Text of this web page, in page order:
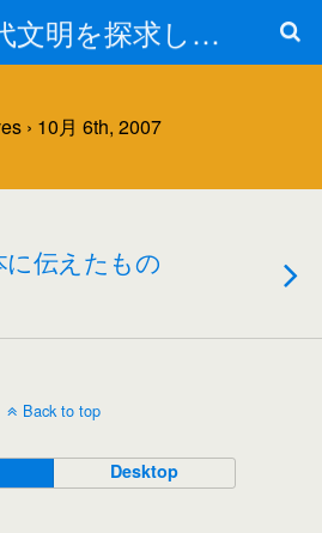
縄文と古代文明を探求しよう！
› 10月 6th, 2007
伝えたもの
Back to top
Desktop